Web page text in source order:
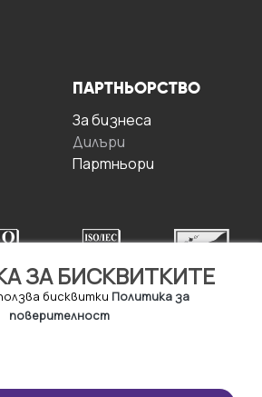
ЗА БИСКВИТКИТЕ
бисквитки Политика за
поверителност
ПАРТНЬОРСТВО
За бизнесa
Дилъри
Партньори